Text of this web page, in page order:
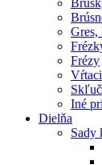
Gres,
Frézy
Iné
Dielňa
Sady